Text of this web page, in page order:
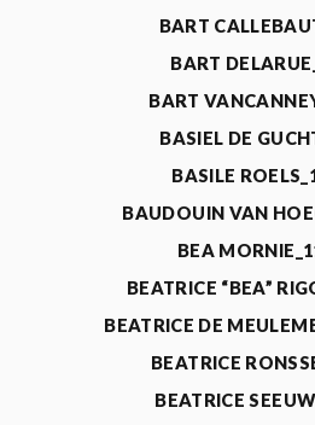
BART
BART
BART
BASIEL DE
BASILE
BAUDOUIN VAN
BEA
BEATRICE “BEA”
BEATRICE DE
BEATRICE
BEATRICE